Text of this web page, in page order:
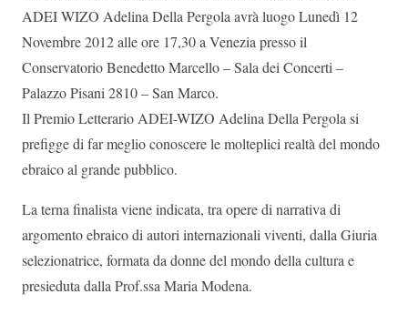
ADEI WIZO Adelina Della Pergola avrà luogo Lunedì 12
Novembre 2012 alle ore 17,30 a Venezia presso il
Conservatorio Benedetto Marcello – Sala dei Concerti –
Palazzo Pisani 2810 – San Marco.
Il Premio Letterario ADEI-WIZO Adelina Della Pergola si
prefigge di far meglio conoscere le molteplici realtà del mondo
ebraico al grande pubblico.
La terna finalista viene indicata, tra opere di narrativa di
argomento ebraico di autori internazionali viventi, dalla Giuria
selezionatrice, formata da donne del mondo della cultura e
presieduta dalla Prof.ssa Maria Modena.